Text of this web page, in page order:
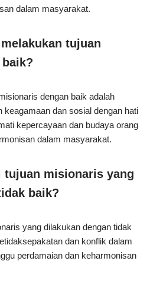
dalam masyarakat.
tujuan
dengan baik adalah
keagamaan dan sosial dengan hati
kepercayaan dan budaya orang
dalam masyarakat.
tujuan misionaris yang
baik?
yang dilakukan dengan tidak
dan konflik dalam
perdamaian dan keharmonisan